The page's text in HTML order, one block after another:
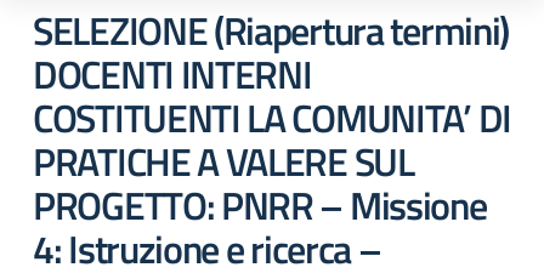
SELEZIONE (Riapertura termini)
DOCENTI INTERNI
COSTITUENTI LA COMUNITA’ DI
PRATICHE A VALERE SUL
PROGETTO: PNRR – Missione
4: Istruzione e ricerca –